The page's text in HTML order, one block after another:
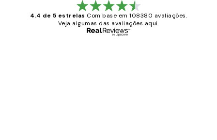
4.4 de 5 estrelas Com base em 108380 avaliações.
Veja algumas das avaliações aqui.